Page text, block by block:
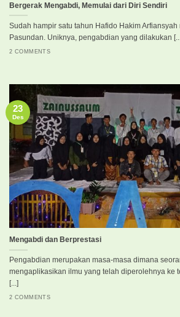
Bergerak Mengabdi, Memulai dari Diri Sendiri
Sudah hampir satu tahun Hafido Hakim Arfiansyah
Pasundan. Uniknya, pengabdian yang dilakukan
2 COMMENTS
Mengabdi dan Berprestasi
Pengabdian merupakan masa-masa dimana
mengaplikasikan ilmu yang telah diperolehnya ke
[...]
2 COMMENTS
23
Des